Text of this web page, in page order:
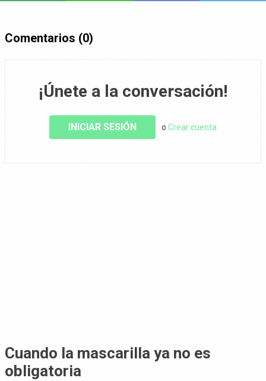
Comentarios (0)
¡Únete a la conversación!
INICIAR SESIÓN o Crear cuenta
Cuando la mascarilla ya no es
obligatoria